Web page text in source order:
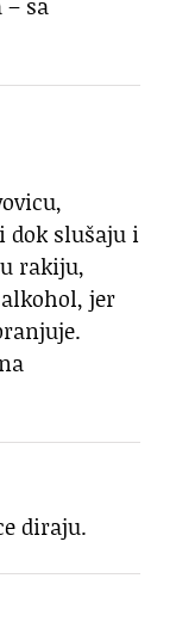
dok slušaju i
rakiju,
jer
diraju.